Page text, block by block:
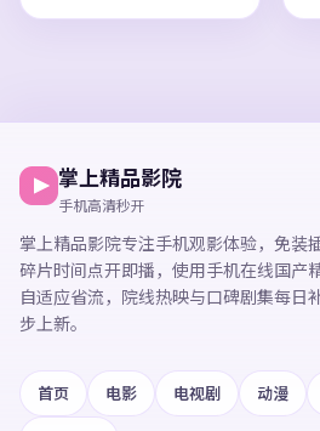
掌上精品影院
手机高清秒开
掌上精品影院专注手机观影体验， 免装
碎片时间点开即播， 使用手机在线国产
自适应省流，院线热映与口碑剧集每日
步上新。
首页 电影 电视剧 动漫